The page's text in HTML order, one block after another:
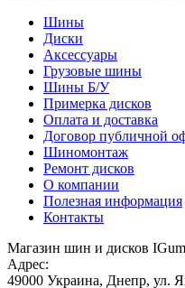
Шины
Диски
Аксессуары
Грузовые шины
Шины Б/У
Примерка дисков
Оплата и доставка
Договор публичной
Шиномонтаж
Ремонт дисков
О компании
Полезная информация
Контакты
Магазин шин и дисков IGum
Адрес:
49000 Украина, Днепр, ул.